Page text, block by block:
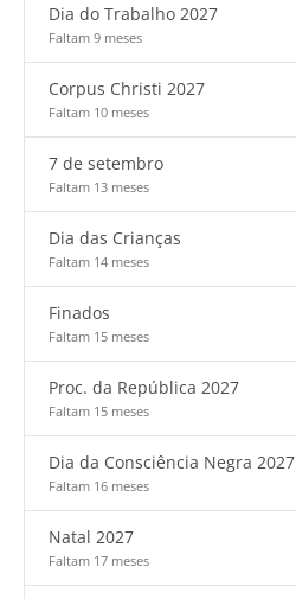
Dia do Trabalho 2027
Faltam 9 meses
Corpus Christi 2027
Faltam 10 meses
7 de setembro
Faltam 13 meses
Dia das Crianças
Faltam 14 meses
Finados
Faltam 15 meses
Proc. da República 2027
Faltam 15 meses
Dia da Consciência Negra 2027
Faltam 16 meses
Natal 2027
Faltam 17 meses